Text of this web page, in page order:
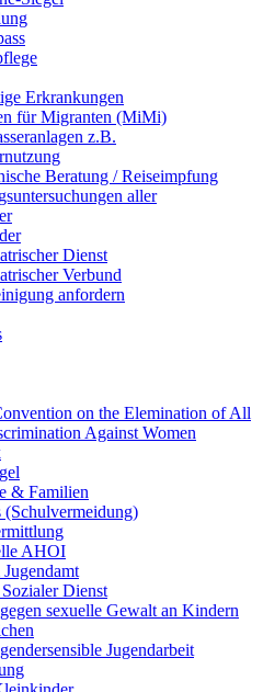
Erkrankungen
für Migranten (MiMi)
z.B.
Beratung / Reiseimpfung
aller
Dienst
Verbund
anfordern
on the Elemination of All
Against Women
& Familien
(Schulvermeidung)
AHOI
Dienst
sexuelle Gewalt an Kindern
Jugendarbeit